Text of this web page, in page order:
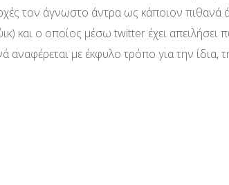
τον άγνωστο άντρα ως κάποιον πιθανά
και ο οποίος μέσω twitter έχει απειλήσει
με έκφυλο τρόπο για την ίδια,